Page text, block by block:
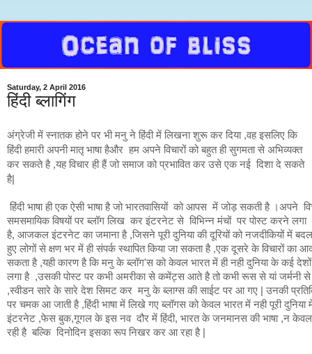
Saturday, 2 April 2016
हिंदी ब्लागिंग
अंग्रेजी में स्नातक होने पर भी मनु ने हिंदी में लिखना शुरू कर दिया ,वह इसलिए कि
हिंदी हमारी अपनी मातृ भाषा हैऔर हम अपने विचारों को बहुत ही सुगमता से अभिव्यक्त
कर सकते है ,यह विचार ही हैं जो समाज को प्रभावित कर उसे एक नई दिशा दे सकते
है|
हिंदी भाषा ही एक ऐसी भाषा है जो भारतवासियों को आपस में जोड़ सकती है ।अपने
समसमायिक विषयों पर ब्लॉग लिख कर इंटरनेट से विभिन्न मंचों पर पोस्ट करने
है, आजकल इंटरनेट का जमाना है ,जिसने पूरी दुनिया की दूरियों को नजदीकियों में
हुए लोगों से क्षण भर में ही संपर्क स्थापित किया जा सकता है ,एक दूसरे के विचारों का
सकता है ,यही कारण है कि मनु के ब्लॉग'स को केवल भारत में ही नही दुनिया के कई
लगा है ,उसकी पोस्ट पर कभी अमरीका से कमेंट्स आते है तो कभी रूस से यां जर्मनी से
,स्वीडन सारे के सारे देश सिमट कर मनु के ब्लाग्स की साईट पर आ गए | उनकी
पर चमक आ जाती है ,हिंदी भाषा में लिखे गए ब्लॉगस को केवल भारत में नही पूरी दुनिया
इंटरनेट ,फेस बुक,गूगल के इस नव दौर में हिंदी, भारत के जनमानस की भाषा ,न केवल
रही है बल्कि दिनोदिन इसका रूप निखर कर आ रहा है |